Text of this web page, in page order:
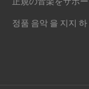
정품 음악 을 지지 하